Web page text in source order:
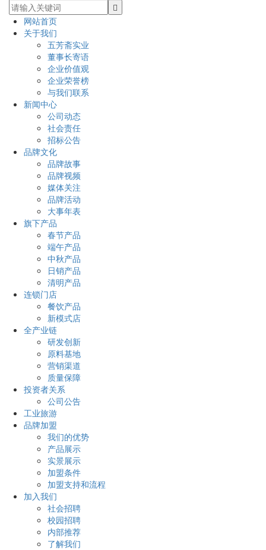
网站首页
关于我们
五芳斋实业
董事长寄语
企业价值观
企业荣誉榜
与我们联系
新闻中心
公司动态
社会责任
招标公告
品牌文化
品牌故事
品牌视频
媒体关注
品牌活动
大事年表
旗下产品
春节产品
端午产品
中秋产品
日销产品
清明产品
连锁门店
餐饮产品
新模式店
全产业链
研发创新
原料基地
营销渠道
质量保障
投资者关系
公司公告
工业旅游
品牌加盟
我们的优势
产品展示
实景展示
加盟条件
加盟支持和流程
加入我们
社会招聘
校园招聘
内部推荐
了解我们